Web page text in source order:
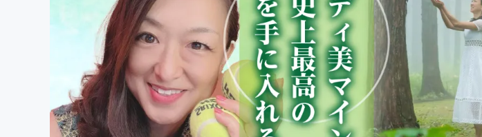
映像・映画 書籍・雑誌出版
ビジネス・起業 チャレンジ
まちづくり・地域活性化
CAMPFIRE for Social Good